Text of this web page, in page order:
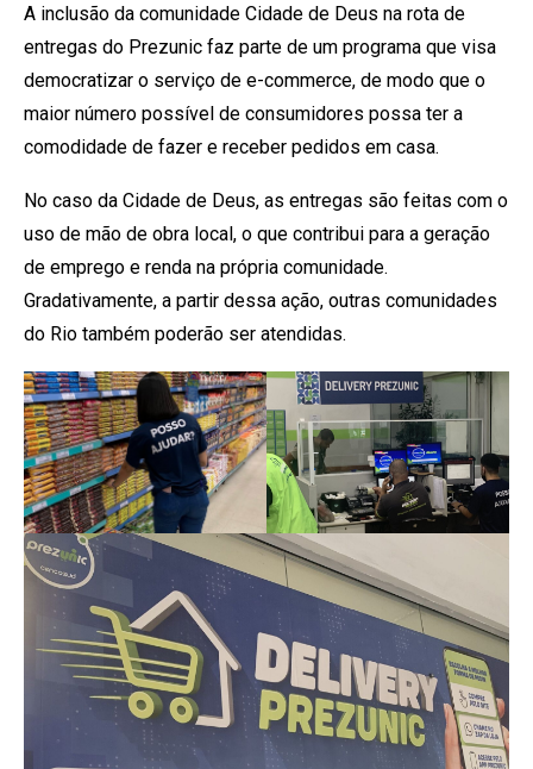
A inclusão da comunidade Cidade de Deus na rota de
entregas do Prezunic faz parte de um programa que visa
democratizar o serviço de e-commerce, de modo que o
maior número possível de consumidores possa ter a
comodidade de fazer e receber pedidos em casa.
No caso da Cidade de Deus, as entregas são feitas com o
uso de mão de obra local, o que contribui para a geração
de emprego e renda na própria comunidade.
Gradativamente, a partir dessa ação, outras comunidades
do Rio também poderão ser atendidas.